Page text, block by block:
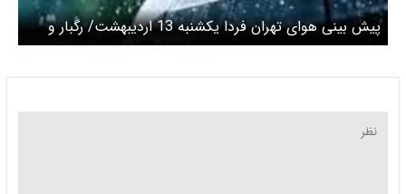
پیش بینی هوای تهران فردا یکشنبه 13 اردیبهشت/ رگبار و
رعدوبرق از بعدازظهر دوشنبه